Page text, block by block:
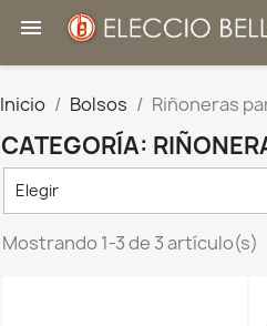

Inicio Bolsos Riñoneras
CATEGORÍA:
Elegir
Mostrando 1-3 de 3 artículo(s)